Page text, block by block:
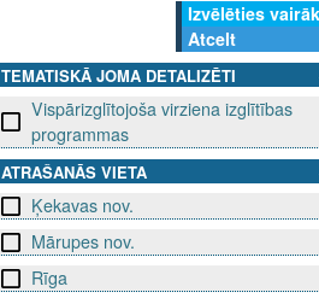
Izvēlēties vairāk
Atcelt
TEMATISKĀ JOMA DETALIZĒTI
Vispārizglītojoša virziena izglītības
programmas
ATRAŠANĀS VIETA
Ķekavas nov.
Mārupes nov.
Rīga